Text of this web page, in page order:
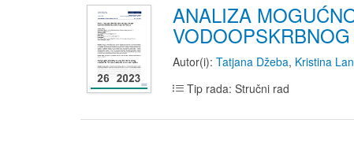
ANALIZA
Autor(i): Tatjana Džeba, Kristina
Tip rada: Stručni rad